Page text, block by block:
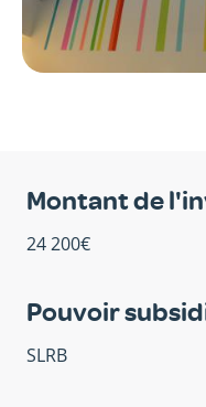
Montant de
24 200€
Pouvoir
SLRB